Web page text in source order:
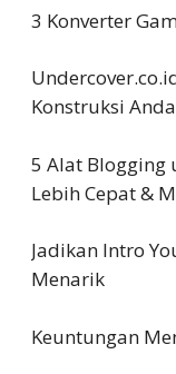
3 Konverter
Konstruksi Anda
5 Alat Blogging
Lebih Cepat &
Jadikan Intro
Menarik
Keuntungan